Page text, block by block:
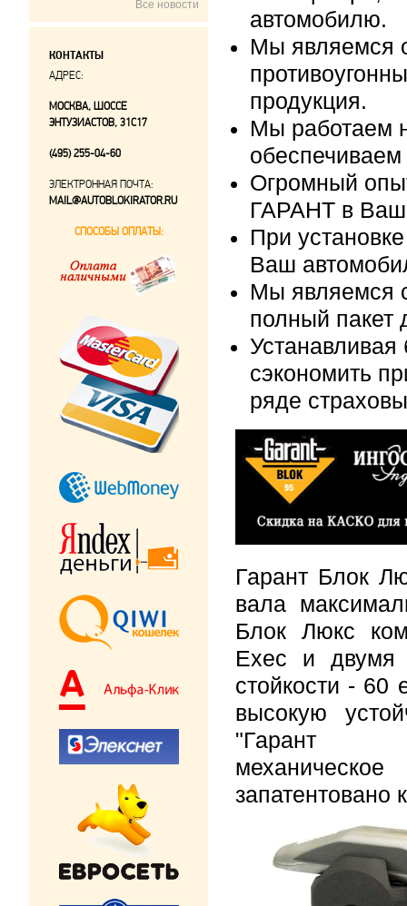
автомобилю.
Мы являемся
продукция.
Мы работаем
Огромный
ГАРАНТ в
При
Ваш
Мы являемся
полный пакет
сэкономить
ряде
Гарант Блок
вала
Блок Люкс
Exec и двумя
стойкости - 60
высокую
запатентовано
Все новости
КОНТАКТЫ
АДРЕС:
МОСКВА, ШОССЕ
ЭНТУЗИАСТОВ, 31С17
(495) 255-04-60
ЭЛЕКТРОННАЯ ПОЧТА:
MAIL@AUTOBLOKIRATOR.RU
СПОСОБЫ ОПЛАТЫ: